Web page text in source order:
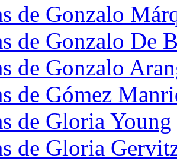
de Gonzalo
de Gonzalo De
de Gonzalo
de Gómez
de Gloria Young
de Gloria